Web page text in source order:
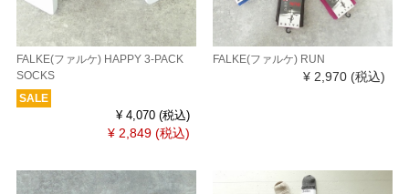
FALKE(ファルケ) HAPPY 3-PACK
SOCKS
SALE
¥ 4,070 (税込)
¥ 2,849 (税込)
FALKE(ファルケ) RUN
¥ 2,970 (税込)